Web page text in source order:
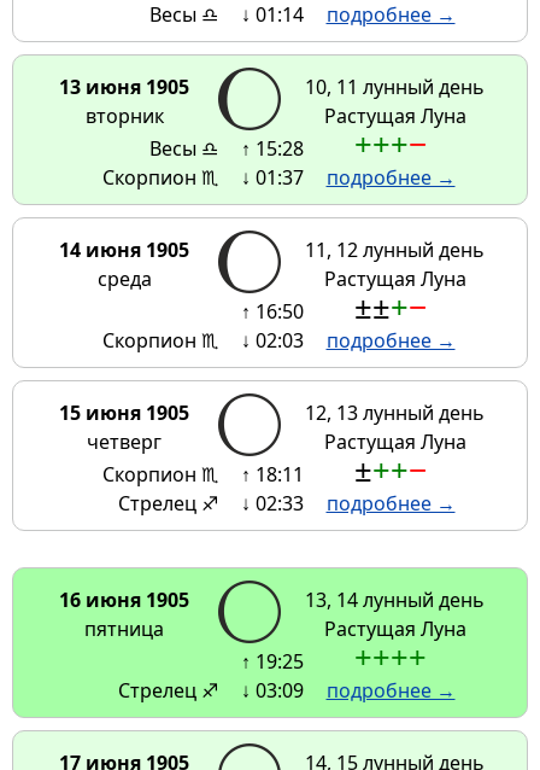
Весы ♎ ↓ 01:14 подробнее →
13 июня 1905
вторник
10, 11 лунный день
Растущая Луна
Весы ♎
Скорпион ♏
↑ 15:28
↓ 01:37
+++−
подробнее →
14 июня 1905
среда
11, 12 лунный день
Растущая Луна
Скорпион ♏
↑ 16:50
↓ 02:03
±±+−
подробнее →
15 июня 1905
четверг
12, 13 лунный день
Растущая Луна
Скорпион ♏
Стрелец ♐
↑ 18:11
↓ 02:33
±++−
подробнее →
16 июня 1905
пятница
13, 14 лунный день
Растущая Луна
Стрелец ♐
↑ 19:25
↓ 03:09
++++
подробнее →
17 июня 1905
14, 15 лунный день